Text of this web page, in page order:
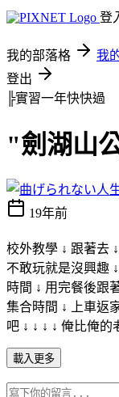
登
我的部落格 我
登出
╠實習一年快快過
"劍湖山
19年前
校外教學 ↓ 跟著去
不敢玩就是沒興趣
時間 ↓ 用完餐後跟
集合時間 ↓ 上車返
吧 ↓ ↓ ↓ ↓ 俺比俺
載入更多